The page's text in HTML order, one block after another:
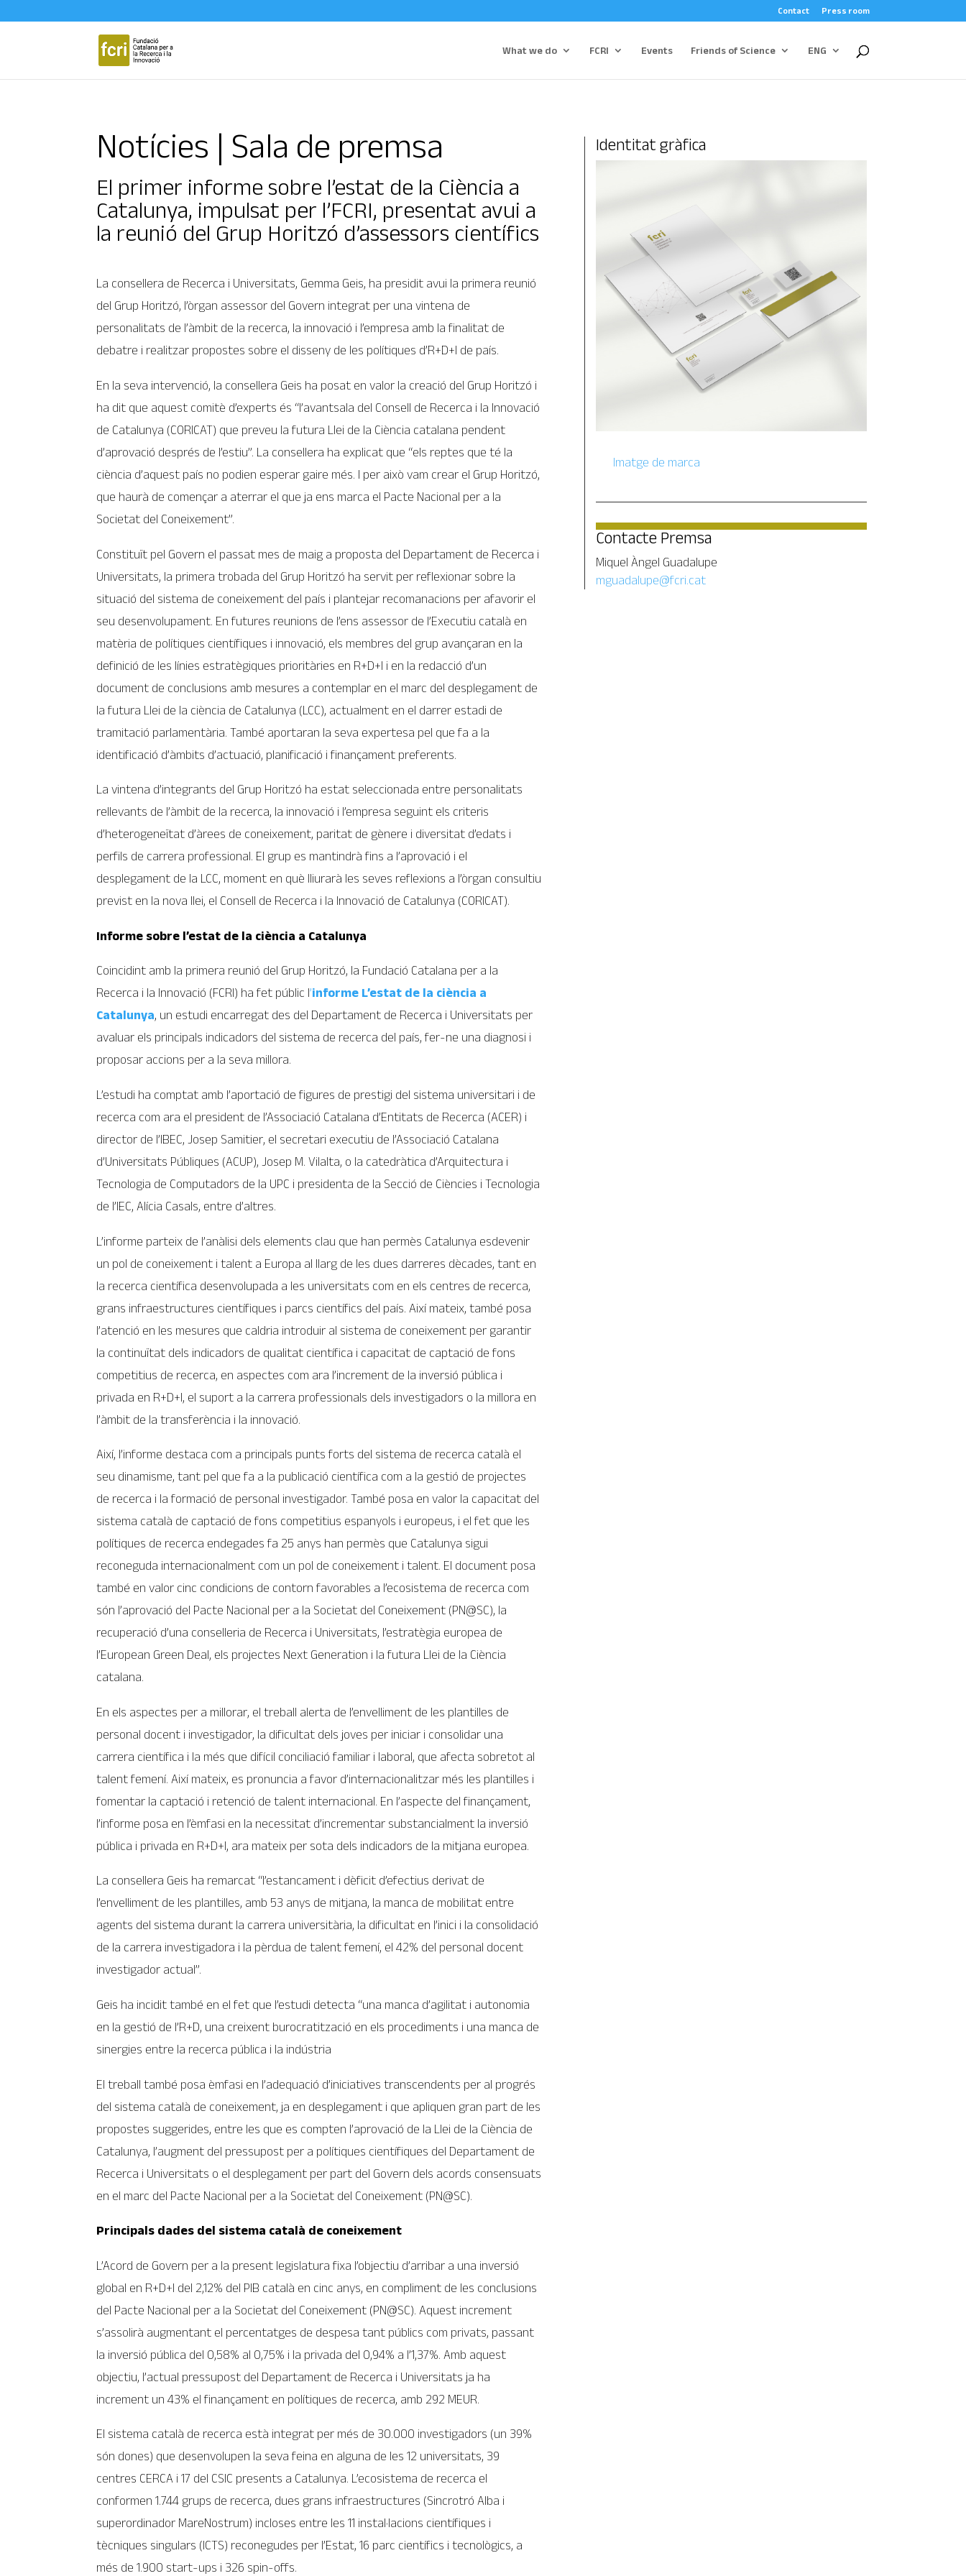
Contact Press room
What we do FCRI Events Friends of Science ENG
Notícies | Sala de premsa
El primer informe sobre l’estat de la Ciència a
Catalunya, impulsat per l’FCRI, presentat avui a
la reunió del Grup Horitzó d’assessors científics
La consellera de Recerca i Universitats, Gemma Geis, ha presidit avui la primera reunió
del Grup Horitzó, l’òrgan assessor del Govern integrat per una vintena de
personalitats de l’àmbit de la recerca, la innovació i l’empresa amb la finalitat de
debatre i realitzar propostes sobre el disseny de les polítiques d’R+D+I de país.
En la seva intervenció, la consellera Geis ha posat en valor la creació del Grup Horitzó i
ha dit que aquest comitè d’experts és “l’avantsala del Consell de Recerca i la Innovació
de Catalunya (CORICAT) que preveu la futura Llei de la Ciència catalana pendent
d’aprovació després de l’estiu”. La consellera ha explicat que “els reptes que té la
ciència d’aquest país no podien esperar gaire més. I per això vam crear el Grup Horitzó,
que haurà de començar a aterrar el que ja ens marca el Pacte Nacional per a la
Societat del Coneixement”.
Constituït pel Govern el passat mes de maig a proposta del Departament de Recerca i
Universitats, la primera trobada del Grup Horitzó ha servit per reflexionar sobre la
situació del sistema de coneixement del país i plantejar recomanacions per afavorir el
seu desenvolupament. En futures reunions de l’ens assessor de l’Executiu català en
matèria de polítiques científiques i innovació, els membres del grup avançaran en la
definició de les línies estratègiques prioritàries en R+D+I i en la redacció d’un
document de conclusions amb mesures a contemplar en el marc del desplegament de
la futura Llei de la ciència de Catalunya (LCC), actualment en el darrer estadi de
tramitació parlamentària. També aportaran la seva expertesa pel que fa a la
identificació d’àmbits d’actuació, planificació i finançament preferents.
La vintena d’integrants del Grup Horitzó ha estat seleccionada entre personalitats
rellevants de l’àmbit de la recerca, la innovació i l’empresa seguint els criteris
d’heterogeneïtat d’àrees de coneixement, paritat de gènere i diversitat d’edats i
perfils de carrera professional. El grup es mantindrà fins a l’aprovació i el
desplegament de la LCC, moment en què lliurarà les seves reflexions a l’òrgan consultiu
previst en la nova llei, el Consell de Recerca i la Innovació de Catalunya (CORICAT).
Informe sobre l’estat de la ciència a Catalunya
Coincidint amb la primera reunió del Grup Horitzó, la Fundació Catalana per a la
Recerca i la Innovació (FCRI) ha fet públic l’informe L’estat de la ciència a
Catalunya, un estudi encarregat des del Departament de Recerca i Universitats per
avaluar els principals indicadors del sistema de recerca del país, fer-ne una diagnosi i
proposar accions per a la seva millora.
L’estudi ha comptat amb l’aportació de figures de prestigi del sistema universitari i de
recerca com ara el president de l’Associació Catalana d’Entitats de Recerca (ACER) i
director de l’IBEC, Josep Samitier, el secretari executiu de l’Associació Catalana
d’Universitats Públiques (ACUP), Josep M. Vilalta, o la catedràtica d’Arquitectura i
Tecnologia de Computadors de la UPC i presidenta de la Secció de Ciències i Tecnologia
de l’IEC, Alícia Casals, entre d’altres.
L’informe parteix de l’anàlisi dels elements clau que han permès Catalunya esdevenir
un pol de coneixement i talent a Europa al llarg de les dues darreres dècades, tant en
la recerca científica desenvolupada a les universitats com en els centres de recerca,
grans infraestructures científiques i parcs científics del país. Així mateix, també posa
l’atenció en les mesures que caldria introduir al sistema de coneixement per garantir
la continuïtat dels indicadors de qualitat científica i capacitat de captació de fons
competitius de recerca, en aspectes com ara l’increment de la inversió pública i
privada en R+D+I, el suport a la carrera professionals dels investigadors o la millora en
l’àmbit de la transferència i la innovació.
Així, l’informe destaca com a principals punts forts del sistema de recerca català el
seu dinamisme, tant pel que fa a la publicació científica com a la gestió de projectes
de recerca i la formació de personal investigador. També posa en valor la capacitat del
sistema català de captació de fons competitius espanyols i europeus, i el fet que les
polítiques de recerca endegades fa 25 anys han permès que Catalunya sigui
reconeguda internacionalment com un pol de coneixement i talent. El document posa
també en valor cinc condicions de contorn favorables a l’ecosistema de recerca com
són l’aprovació del Pacte Nacional per a la Societat del Coneixement (PN@SC), la
recuperació d’una conselleria de Recerca i Universitats, l’estratègia europea de
l’European Green Deal, els projectes Next Generation i la futura Llei de la Ciència
catalana.
En els aspectes per a millorar, el treball alerta de l’envelliment de les plantilles de
personal docent i investigador, la dificultat dels joves per iniciar i consolidar una
carrera científica i la més que difícil conciliació familiar i laboral, que afecta sobretot al
talent femení. Així mateix, es pronuncia a favor d’internacionalitzar més les plantilles i
fomentar la captació i retenció de talent internacional. En l’aspecte del finançament,
l’informe posa en l’èmfasi en la necessitat d’incrementar substancialment la inversió
pública i privada en R+D+I, ara mateix per sota dels indicadors de la mitjana europea.
La consellera Geis ha remarcat “l’estancament i dèficit d’efectius derivat de
l’envelliment de les plantilles, amb 53 anys de mitjana, la manca de mobilitat entre
agents del sistema durant la carrera universitària, la dificultat en l’inici i la consolidació
de la carrera investigadora i la pèrdua de talent femení, el 42% del personal docent
investigador actual”.
Geis ha incidit també en el fet que l’estudi detecta “una manca d’agilitat i autonomia
en la gestió de l’R+D, una creixent burocratització en els procediments i una manca de
sinergies entre la recerca pública i la indústria
El treball també posa èmfasi en l’adequació d’iniciatives transcendents per al progrés
del sistema català de coneixement, ja en desplegament i que apliquen gran part de les
propostes suggerides, entre les que es compten l’aprovació de la Llei de la Ciència de
Catalunya, l’augment del pressupost per a polítiques científiques del Departament de
Recerca i Universitats o el desplegament per part del Govern dels acords consensuats
en el marc del Pacte Nacional per a la Societat del Coneixement (PN@SC).
Principals dades del sistema català de coneixement
L’Acord de Govern per a la present legislatura fixa l’objectiu d’arribar a una inversió
global en R+D+I del 2,12% del PIB català en cinc anys, en compliment de les conclusions
del Pacte Nacional per a la Societat del Coneixement (PN@SC). Aquest increment
s’assolirà augmentant el percentatges de despesa tant públics com privats, passant
la inversió pública del 0,58% al 0,75% i la privada del 0,94% a l’1,37%. Amb aquest
objectiu, l’actual pressupost del Departament de Recerca i Universitats ja ha
increment un 43% el finançament en polítiques de recerca, amb 292 MEUR.
El sistema català de recerca està integrat per més de 30.000 investigadors (un 39%
són dones) que desenvolupen la seva feina en alguna de les 12 universitats, 39
centres CERCA i 17 del CSIC presents a Catalunya. L’ecosistema de recerca el
conformen 1.744 grups de recerca, dues grans infraestructures (Sincrotró Alba i
superordinador MareNostrum) incloses entre les 11 instal·lacions científiques i
tècniques singulars (ICTS) reconegudes per l’Estat, 16 parc científics i tecnològics, a
més de 1.900 start-ups i 326 spin-offs.
Identitat gràfica
Imatge de marca
Contacte Premsa
Miquel Àngel Guadalupe
mguadalupe@fcri.cat